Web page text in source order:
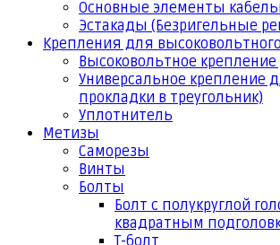
Основные элементы
Эстакады (Безригельные
Крепления для
Высоковольтное
Универсальное крепление
прокладки в треугольник)
Уплотнитель
Метизы
Саморезы
Винты
Болты
Болт с полукруглой
квадратным
Т-болт